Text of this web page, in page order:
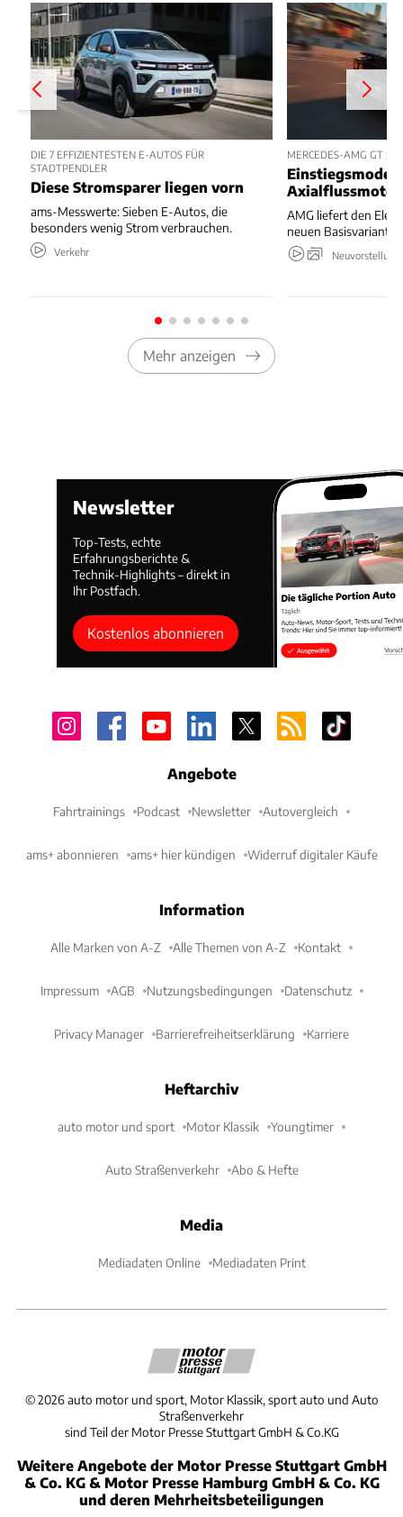
DIE 7 EFFIZIENTESTEN E-AUTOS FÜR
STADTPENDLER
Diese Stromsparer liegen vorn
ams-Messwerte: Sieben E-Autos, die
besonders wenig Strom verbrauchen.
Verkehr
MERCEDES-AMG GT 53
Einstiegsmodell
AMG liefert den
neuen Basisvariante.
Mehr anzeigen
Newsletter
Top-Tests, echte
Erfahrungsberichte &
Technik-Highlights – direkt in
Ihr Postfach.
Kostenlos abonnieren
Angebote
Fahrtrainings Podcast Newsletter Autovergleich
ams+ abonnieren ams+ hier kündigen Widerruf digitaler Käufe
Information
Alle Marken von A-Z Alle Themen von A-Z Kontakt
Impressum AGB Nutzungsbedingungen Datenschutz
Privacy Manager Barrierefreiheitserklärung Karriere
Heftarchiv
auto motor und sport Motor Klassik Youngtimer
Auto Straßenverkehr Abo & Hefte
Media
Mediadaten Online Mediadaten Print
©2026 auto motor und sport, Motor Klassik, sport auto und Auto
Straßenverkehr
sind Teil der Motor Presse Stuttgart GmbH & Co.KG
Weitere Angebote der Motor Presse Stuttgart GmbH
& Co. KG & Motor Presse Hamburg GmbH & Co. KG
und deren Mehrheitsbeteiligungen